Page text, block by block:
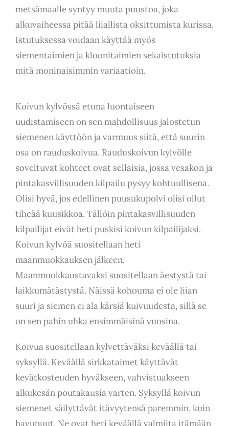
metsämaalle syntyy muuta puustoa, joka
alkuvaiheessa pitää liiallista oksittumista kurissa.
Istutuksessa voidaan käyttää myös
siementaimien ja kloonitaimien sekaistutuksia
mitä moninaisimmin variaatioin.
Koivun kylvössä etuna luontaiseen
uudistamiseen on sen mahdollisuus jalostetun
siemenen käyttöön ja varmuus siitä, että suurin
osa on rauduskoivua. Rauduskoivun kylvölle
soveltuvat kohteet ovat sellaisia, jossa vesakon ja
pintakasvillisuuden kilpailu pysyy kohtuullisena.
Olisi hyvä, jos edellinen puusukupolvi olisi ollut
tiheää kuusikkoa. Tällöin pintakasvillisuuden
kilpailijat eivät heti puskisi koivun kilpailijaksi.
Koivun kylvöä suositellaan heti
maanmuokkauksen jälkeen.
Maanmuokkaustavaksi suositellaan äestystä tai
laikkumätästystä. Näissä kohouma ei ole liian
suuri ja siemen ei ala kärsiä kuivuudesta, sillä se
on sen pahin uhka ensimmäisinä vuosina.
Koivua suositellaan kylvettäväksi keväällä tai
syksyllä. Keväällä sirkkataimet käyttävät
kevätkosteuden hyväkseen, vahvistuakseen
alkukesän poutakausia varten. Syksyllä koivun
siemenet säilyttävät itävyytensä paremmin, kuin
havupuut. Ne ovat heti keväällä valmiita itämään